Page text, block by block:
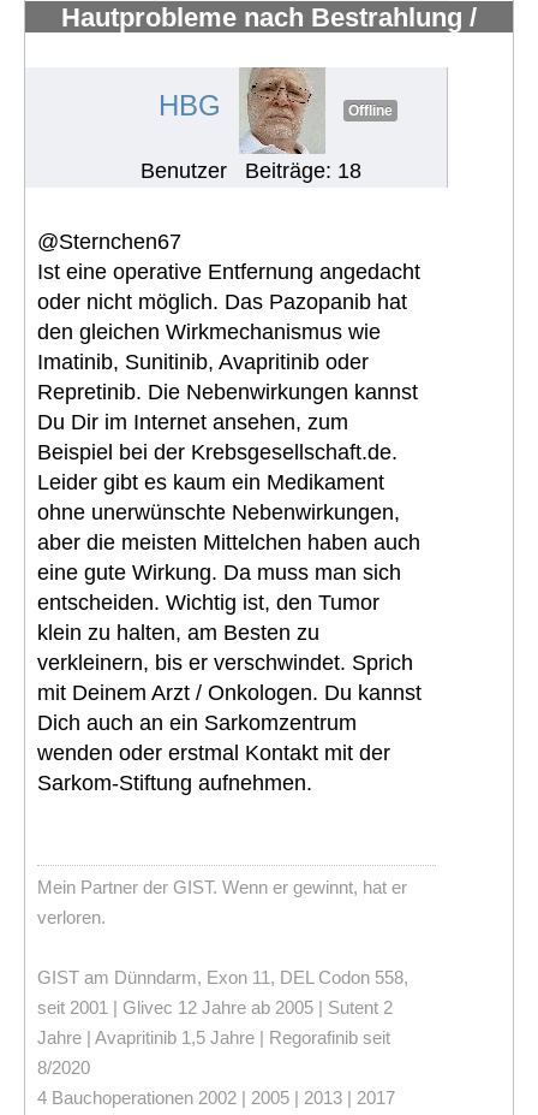
Hautprobleme nach Bestrahlung /
HBG Offline
Benutzer Beiträge: 18
@Sternchen67
Ist eine operative Entfernung angedacht
oder nicht möglich. Das Pazopanib hat
den gleichen Wirkmechanismus wie
Imatinib, Sunitinib, Avapritinib oder
Repretinib. Die Nebenwirkungen kannst
Du Dir im Internet ansehen, zum
Beispiel bei der Krebsgesellschaft.de.
Leider gibt es kaum ein Medikament
ohne unerwünschte Nebenwirkungen,
aber die meisten Mittelchen haben auch
eine gute Wirkung. Da muss man sich
entscheiden. Wichtig ist, den Tumor
klein zu halten, am Besten zu
verkleinern, bis er verschwindet. Sprich
mit Deinem Arzt / Onkologen. Du kannst
Dich auch an ein Sarkomzentrum
wenden oder erstmal Kontakt mit der
Sarkom-Stiftung aufnehmen.
Mein Partner der GIST. Wenn er gewinnt, hat er
verloren.
GIST am Dünndarm, Exon 11, DEL Codon 558,
seit 2001 | Glivec 12 Jahre ab 2005 | Sutent 2
Jahre | Avapritinib 1,5 Jahre | Regorafinib seit
8/2020
4 Bauchoperationen 2002 | 2005 | 2013 | 2017